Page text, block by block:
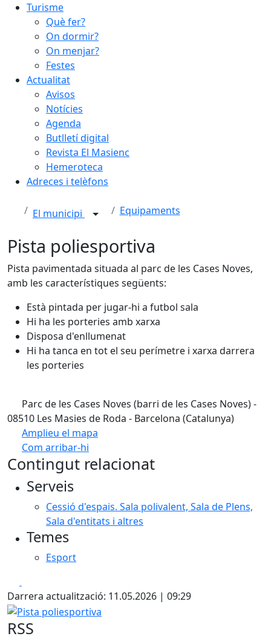
Turisme
Què fer?
On dormir?
On menjar?
Festes
Actualitat
Avisos
Notícies
Agenda
Butlletí digital
Revista El Masienc
Hemeroteca
Adreces i telèfons
El municipi Equipaments
Pista poliesportiva
Pista pavimentada situada al parc de les Cases Noves,
amb les característiques següents:
Està pintada per jugar-hi a futbol sala
Hi ha les porteries amb xarxa
Disposa d'enllumenat
Hi ha tanca en tot el seu perímetre i xarxa darrera
les porteries
Parc de les Cases Noves (barri de les Cases Noves) -
08510 Les Masies de Roda - Barcelona (Catalunya)
Amplieu el mapa
Com arribar-hi
+
−
Contingut relacionat
Serveis
Cessió d'espais. Sala polivalent, Sala de Plens,
Sala d'entitats i altres
Temes
Esport
Darrera actualització: 11.05.2026 | 09:29
Pista poliesportiva
RSS